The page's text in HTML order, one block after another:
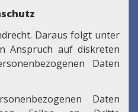
Daraus folgt unter
Anspruch auf diskreten
Daten
Daten